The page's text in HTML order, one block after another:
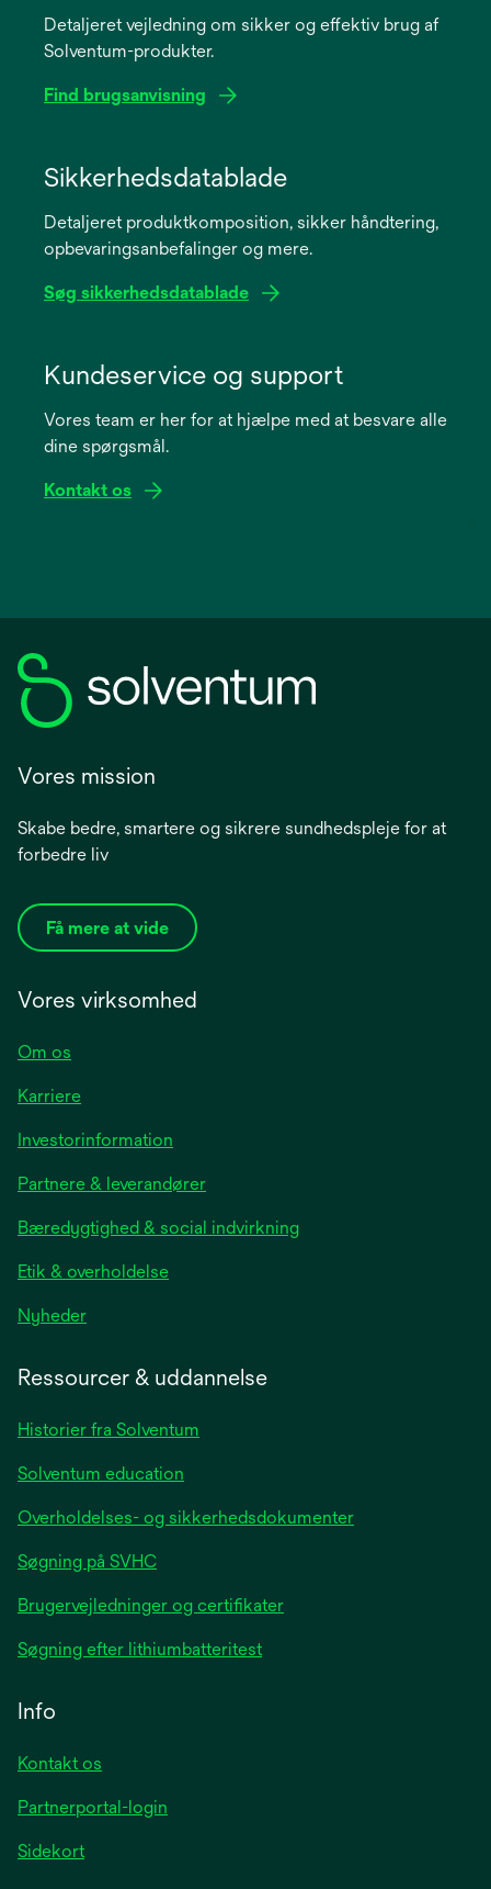
Detaljeret vejledning om sikker og effektiv brug af
Solventum-produkter.
Find brugsanvisning
new
Sikkerhedsdatablade
Detaljeret produktkomposition, sikker håndtering,
opbevaringsanbefalinger og mere.
Søg sikkerhedsdatablade
new
Kundeservice og support
Vores team er her for at hjælpe med at besvare alle
dine spørgsmål.
Kontakt os
Vores mission
Skabe bedre, smartere og sikrere sundhedspleje for at
forbedre liv
Få mere at vide
Vores virksomhed
Om os
Karriere
Investorinformation
a
new
Partnere & leverandører
Bæredygtighed & social indvirkning
Etik & overholdelse
Nyhederopens
tab
Ressourcer & uddannelse
Historier fra Solventum
Solventum education
Overholdelses- og sikkerhedsdokumenter
Søgning på SVHC
Brugervejledninger og certifikater
Søgning efter lithiumbatteritest
Info
Kontakt os
Partnerportal-login
Sidekort